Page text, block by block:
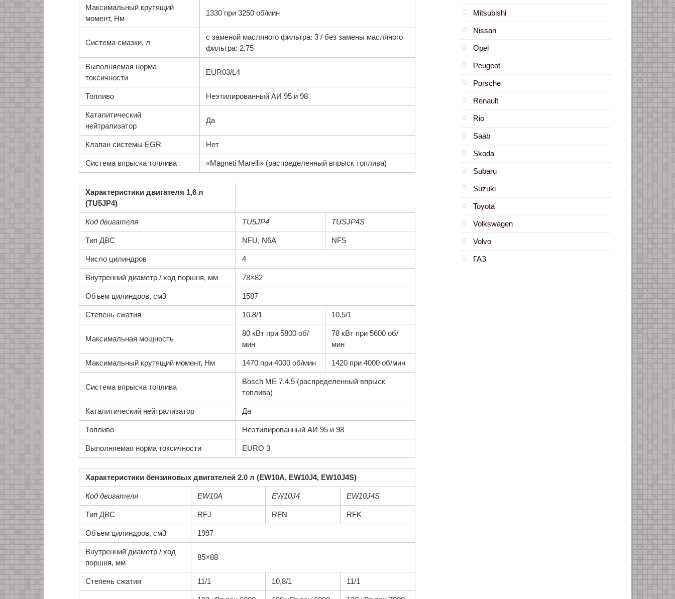
Максимальный крутящий
момент, Нм
1330 при 3250 об/мин
Система смазки, л
с заменой масляного фильтра: 3 / без замены масляного
фильтра: 2,75
Выполняемая норма
токсичности
EUR03/L4
Топливо Неэтилированный АИ 95 и 98
Каталитический
нейтрализатор
Да
Клапан системы EGR Нет
Система впрыска топлива «Magneti Маrelli» (распределенный впрыск топлива)
Характеристики двигателя 1,6 л
(TU5JP4)
Код двигателя TU5JP4 TUSJP4S
Тип ДВС NFU, N6A NFS
Число цилиндров 4
Внутренний диаметр / ход поршня, мм 78×82
Объем цилиндров, см3 1587
Степень сжатия 10.8/1 10.5/1
Максимальная мощность
80 кВт при 5800 об/
мин
78 кВт при 5600 об/
мин
Максимальный крутящий момент, Нм 1470 при 4000 об/мин 1420 при 4000 об/мин
Система впрыска топлива
Bosch ME 7.4.5 (распределенный впрыск
топлива)
Каталитический нейтрализатор Да
Топливо Неэтилированный АИ 95 и 98
Выполняемая норма токсичности EURO 3
Характеристики бензиновых двигателей 2.0 л (EW10A, EW10J4, EW10J4S)
Код двигателя EW10A EW10J4 EW10J4S
Тип ДВС RFJ RFN RFK
Объем цилиндров, см3 1997
Внутренний диаметр / ход
поршня, мм
85×88
Степень сжатия 11/1 10,8/1 11/1
Mitsubishi
Nissan
Opel
Peugeot
Porsche
Renault
Rio
Saab
Skoda
Subaru
Suzuki
Toyota
Volkswagen
Volvo
ГАЗ